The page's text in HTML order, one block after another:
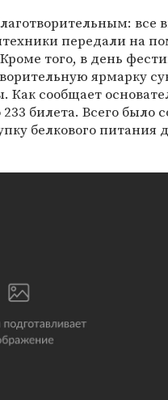
все
передали на
того, в день
ярмарку
Как сообщает
билета. Всего было
белкового питания